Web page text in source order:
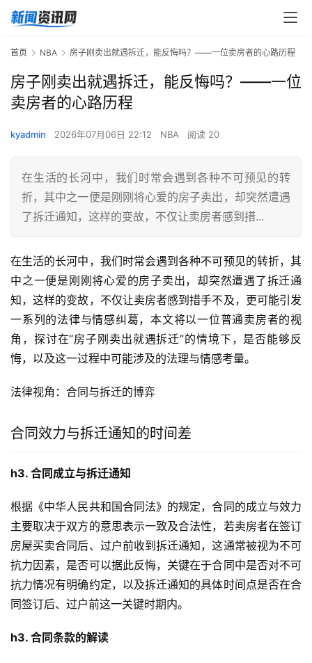
首页 NBA 房子刚卖出就遇拆迁，能反悔吗？——一位卖房者的心路历程
房子刚卖出就遇拆迁，能反悔吗？——一位
卖房者的心路历程
kyadmin 2026年07月06日 22:12 NBA 阅读 20
在生活的长河中，我们时常会遇到各种不可预见的转
折，其中之一便是刚刚将心爱的房子卖出，却突然遭遇
了拆迁通知，这样的变故，不仅让卖房者感到措...
在生活的长河中，我们时常会遇到各种不可预见的转折，其
中之一便是刚刚将心爱的房子卖出，却突然遭遇了拆迁通
知，这样的变故，不仅让卖房者感到措手不及，更可能引发
一系列的法律与情感纠葛，本文将以一位普通卖房者的视
角，探讨在“房子刚卖出就遇拆迁”的情境下，是否能够反
悔，以及这一过程中可能涉及的法理与情感考量。
法律视角：合同与拆迁的博弈
合同效力与拆迁通知的时间差
h3. 合同成立与拆迁通知
根据《中华人民共和国合同法》的规定，合同的成立与效力
主要取决于双方的意思表示一致及合法性，若卖房者在签订
房屋买卖合同后、过户前收到拆迁通知，这通常被视为不可
抗力因素，是否可以据此反悔，关键在于合同中是否对不可
抗力情况有明确约定，以及拆迁通知的具体时间点是否在合
同签订后、过户前这一关键时期内。
h3. 合同条款的解读